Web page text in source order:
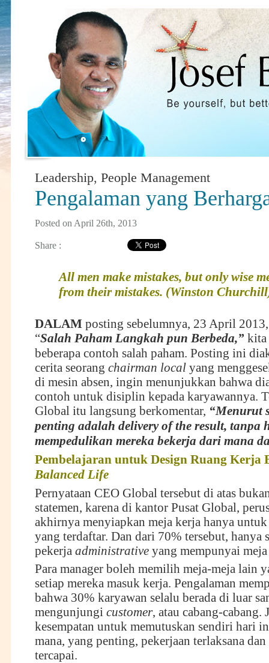
Leadership, People Management
Pengalaman yang
Posted on April 26th, 2013
Share :
All men make mistakes, but only wise
from their mistakes. (Winston
DALAM posting sebelumnya, 23 April
“Salah Paham Langkah pun Berbeda,” kita
beberapa contoh salah paham. Posting ini
cerita seorang chairman localyang
di mesin absen, ingin menunjukkan bahwa
contoh untuk disiplin kepada karyawannya.
Global itu langsung berkomentar, “Menurut
penting adalah delivery of the result, tanpa
mempedulikan mereka bekerja dari mana
Pembelajaran untuk Design Ruang Kerja
Balanced Life
Pernyataan CEO Global tersebut di atas
statemen, karena di kantor Pusat Global,
akhirnya menyiapkan meja kerja hanya
yang terdaftar. Dan dari 70% tersebut, hanya
pekerja administrativeyang mempunyai meja
Para manager boleh memilih meja-meja lain
setiap mereka masuk kerja. Pengalaman
bahwa 30% karyawan selalu berada di luar
mengunjungi customer, atau cabang-
kesempatan untuk memutuskan sendiri hari
mana, yang penting, pekerjaan terlaksana
tercapai.